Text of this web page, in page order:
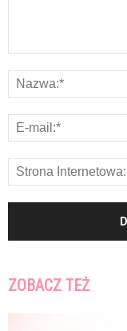
ZOBACZ TEŻ